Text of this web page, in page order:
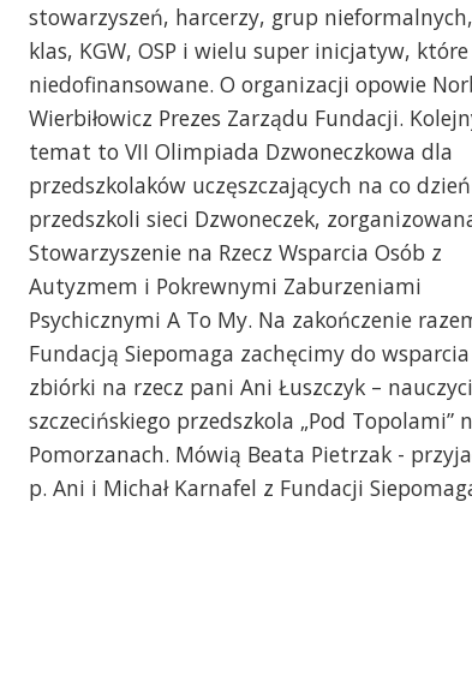
Dzwoneczkowa organizowana
Stowarzyszenie A To My
Przedszkolaki
drużyn
stowarzyszeń, harcerzy, grup nieformalnych,
klas, KGW, OSP i wielu super inicjatyw, które
niedofinansowane. O organizacji opowie
Wierbiłowicz Prezes Zarządu Fundacji.
temat to VII Olimpiada Dzwoneczkowa dla
przedszkolaków uczęszczających na co
przedszkoli sieci Dzwoneczek,
Stowarzyszenie na Rzecz Wsparcia Osób z
Autyzmem i Pokrewnymi Zaburzeniami
Psychicznymi A To My. Na zakończenie
Fundacją Siepomaga zachęcimy do wsparcia
zbiórki na rzecz pani Ani Łuszczyk –
szczecińskiego przedszkola „Pod Topolami”
Pomorzanach. Mówią Beata Pietrzak -
p. Ani i Michał Karnafel z Fundacji